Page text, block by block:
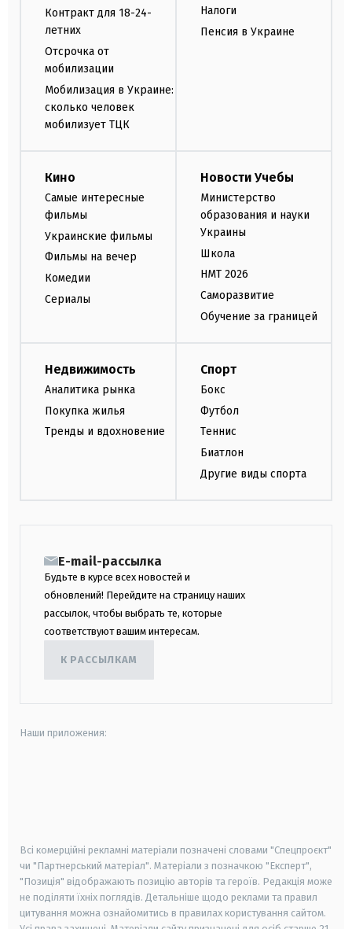
Контракт для 18-24-
летних
Отсрочка от
мобилизации
Мобилизация в Украине:
сколько человек
мобилизует ТЦК
Налоги
Пенсия в Украине
Кино
Самые интересные
фильмы
Украинские фильмы
Фильмы на вечер
Комедии
Сериалы
Новости Учебы
Министерство
образования и науки
Украины
Школа
НМТ 2026
Саморазвитие
Обучение за границей
Недвижимость
Аналитика рынка
Покупка жилья
Тренды и вдохновение
Спорт
Бокс
Футбол
Теннис
Биатлон
Другие виды спорта
E-mail-рассылка
Будьте в курсе всех новостей и
обновлений! Перейдите на страницу наших
рассылок, чтобы выбрать те, которые
соответствуют вашим интересам.
К РАССЫЛКАМ
Наши приложения:
Всі комерційні рекламні матеріали позначені словами "Спецпроєкт"
чи "Партнерський матеріал". Матеріали з позначкою "Експерт",
"Позиція" відображають позицію авторів та героїв. Редакція може
не поділяти їхніх поглядів. Детальніше щодо реклами та правил
цитування можна ознайомитись в правилах користування сайтом.